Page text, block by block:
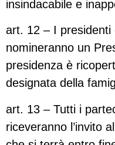
insindacabile e
art. 12 – I presidenti
nomineranno un
presidenza è
designata della
art. 13 – Tutti i
riceveranno l’invito